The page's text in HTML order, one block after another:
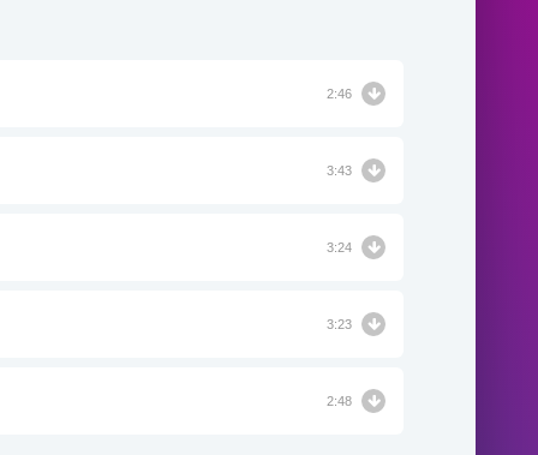
2:46
3:43
3:24
3:23
2:48